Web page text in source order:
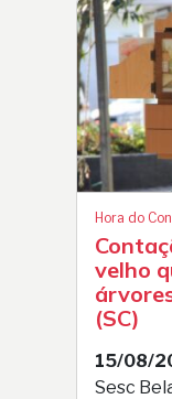
Hora do
velho
(SC)
15/08/
Sesc